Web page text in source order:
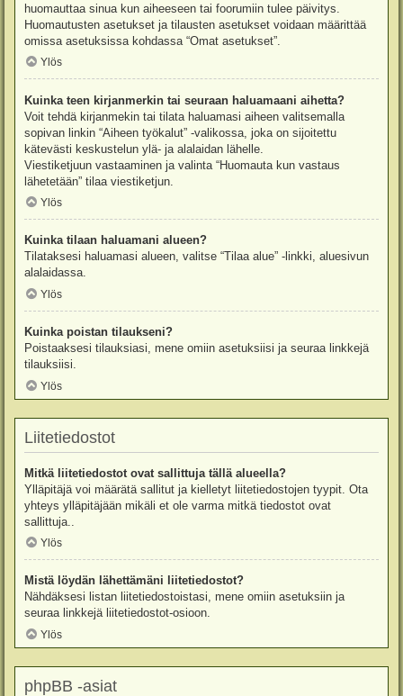
huomauttaa sinua kun aiheeseen tai foorumiin tulee päivitys.
Huomautusten asetukset ja tilausten asetukset voidaan määrittää
omissa asetuksissa kohdassa “Omat asetukset”.
Ylös
Kuinka teen kirjanmerkin tai seuraan haluamaani aihetta?
Voit tehdä kirjanmekin tai tilata haluamasi aiheen valitsemalla
sopivan linkin “Aiheen työkalut” -valikossa, joka on sijoitettu
kätevästi keskustelun ylä- ja alalaidan lähelle.
Viestiketjuun vastaaminen ja valinta “Huomauta kun vastaus
lähetetään” tilaa viestiketjun.
Ylös
Kuinka tilaan haluamani alueen?
Tilataksesi haluamasi alueen, valitse “Tilaa alue” -linkki, aluesivun
alalaidassa.
Ylös
Kuinka poistan tilaukseni?
Poistaaksesi tilauksiasi, mene omiin asetuksiisi ja seuraa linkkejä
tilauksiisi.
Ylös
Liitetiedostot
Mitkä liitetiedostot ovat sallittuja tällä alueella?
Ylläpitäjä voi määrätä sallitut ja kielletyt liitetiedostojen tyypit. Ota
yhteys ylläpitäjään mikäli et ole varma mitkä tiedostot ovat
sallittuja..
Ylös
Mistä löydän lähettämäni liitetiedostot?
Nähdäksesi listan liitetiedostoistasi, mene omiin asetuksiin ja
seuraa linkkejä liitetiedostot-osioon.
Ylös
phpBB -asiat